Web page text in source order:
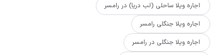
اجاره ویلا ساحلی (لب دریا) در رامسر
اجاره ویلا جنگلی رامسر
اجاره ویلا جنگلی در رامسر